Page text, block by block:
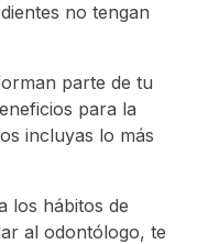
no tengan
parte de tu
para la
incluyas lo más
los hábitos de
al odontólogo, te